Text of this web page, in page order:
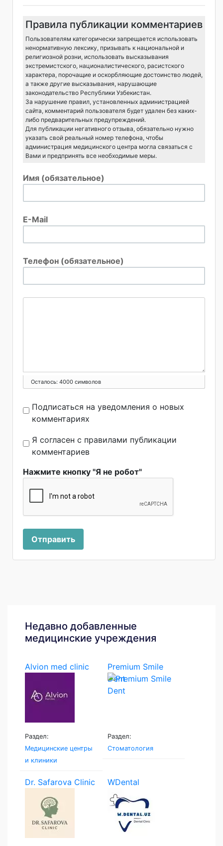
Правила публикации комментариев
Пользователям категорически запрещается использовать
ненормативную лексику, призывать к национальной и
религиозной розни, использовать высказывания
экстремистского, националистического, расистского
характера, порочащие и оскорбляющие достоинство людей,
а также другие высказывания, нарушающие
законодательство Республики Узбекистан.
За нарушение правил, установленных администрацией
сайта, комментарий пользователя будет удален без каких-
либо предварительных предупреждений.
Для публикации негативного отзыва, обязательно нужно
указать свой реальный номер телефона, чтобы
администрация медицинского центра могла связаться с
Вами и предпринять все необходимые меры.
Имя (обязательное)
E-Mail
Телефон (обязательное)
Осталось: 4000 символов
Подписаться на уведомления о новых
комментариях
Я согласен с правилами публикации
комментариев
Нажмите кнопку "Я не робот"
Отправить
Недавно добавленные
медицинские учреждения
Alvion med clinic
Раздел:
Медицинские центры
и клиники
Premium Smile
Dent
Раздел:
Стоматология
Dr. Safarova Clinic WDental